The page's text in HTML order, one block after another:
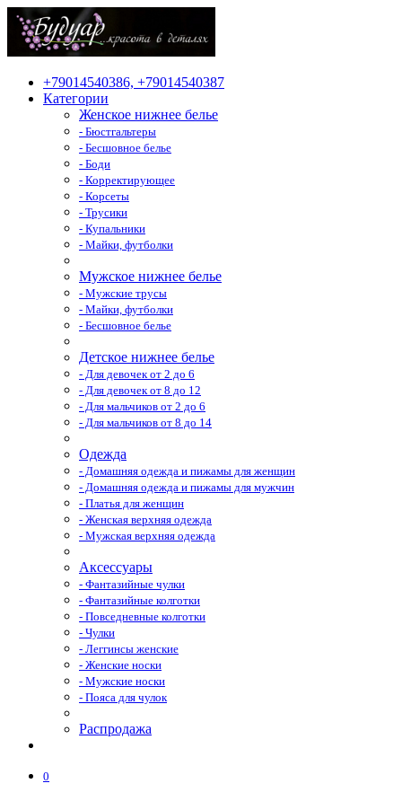
+79014540386, +79014540387
Категории
Женское нижнее белье
- Бюстгальтеры
- Бесшовное белье
- Боди
- Корректирующее
- Корсеты
- Трусики
- Купальники
- Майки, футболки
Мужское нижнее белье
- Мужские трусы
- Майки, футболки
- Бесшовное белье
Детское нижнее белье
- Для девочек от 2 до 6
- Для девочек от 8 до 12
- Для мальчиков от 2 до 6
- Для мальчиков от 8 до 14
Одежда
- Домашняя одежда и пижамы для женщин
- Домашняя одежда и пижамы для мужчин
- Платья для женщин
- Женская верхняя одежда
- Мужская верхняя одежда
Аксессуары
- Фантазийные чулки
- Фантазийные колготки
- Повседневные колготки
- Чулки
- Леггинсы женские
- Женские носки
- Мужские носки
- Пояса для чулок
Распродажа
0